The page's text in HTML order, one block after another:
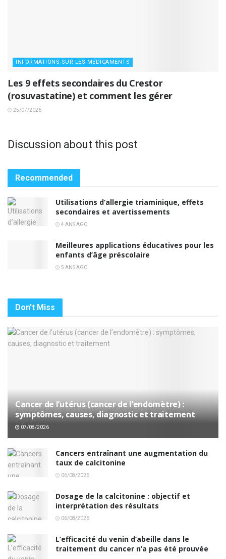
INFORMATIONS SUR LES MÉDICAMENTS
Les 9 effets secondaires du Crestor
(rosuvastatine) et comment les gérer
25/07/2026
Discussion about this post
Recommended
Utilisations d’allergie triaminique, effets
secondaires et avertissements
4 ANS AGO
Meilleures applications éducatives pour les
enfants d’âge préscolaire
5 ANS AGO
Don't Miss
Cancer de l’utérus (cancer de l’endomètre) :
symptômes, causes, diagnostic et traitement
07/08/2026
Cancers entraînant une augmentation du
taux de calcitonine
06/08/2026
Dosage de la calcitonine : objectif et
interprétation des résultats
06/08/2026
L’efficacité du venin d’abeille dans le
traitement du cancer n’a pas été prouvée